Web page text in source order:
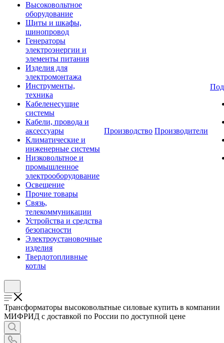
Высоковольтное
оборудование
Щиты и шкафы,
шинопровод
Генераторы
электроэнергии и
элементы питания
Изделия для
электромонтажа
Инструменты,
техника
Кабеленесущие
системы
Кабели, провода и
аксессуары
Климатические и
инженерные системы
Низковольтное и
промышленное
электрооборудование
Освещение
Прочие товары
Связь,
телекоммуникации
Устройства и средства
безопасности
Электроустановочные
изделия
Твердотопливные
котлы
Производство Производители
Трансформаторы высоковольтные силовые купить в компании
МИФРИД с доставкой по России по доступной цене